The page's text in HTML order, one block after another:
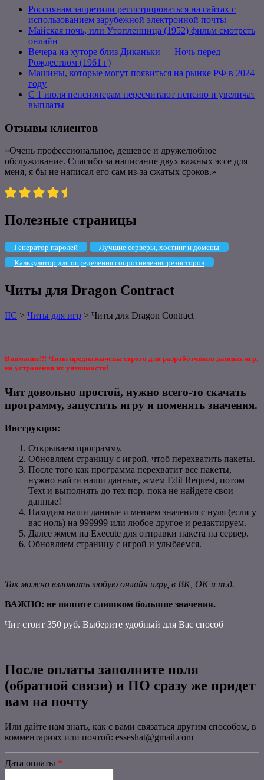
Россиянам запретили регистрироваться на сайтах с
использованием зарубежной электронной почты
Майская ночь, или Утопленница (1952) фильм смотреть
онлайн
Вечера на хуторе близ Диканьки — Ночь перед
Рождеством (1961 г)
Машины, которые могут появиться на рынке РФ в 2024
году
С 1 июля пенсионерам пересчитают пенсию и увеличат
выплаты
Отзывы клиентов
«Очень профессиональное, дешевое и дружелюбное
обслуживание. Спасибо за написание двух важных эссе для
меня, я бы не написал его сам из-за сжатых сроков.»
Полезные страницы
Генератор паролей
Лучшие серверы, хостинг и домены
Калькулятор для определения сопротивления резисторов
Читы для Dragon Contract
IIC > Читы для игр > Читы для Dragon Contract
Внимание!!! Читы предназначены строго для разработчиков данных игр,
на устранения их уязвимости!
Чит довольно простой, нужно всего-то скачать
программу, запустить игру и поменять значения.
Инструкция:
Открываем программу.
Обновляем страницу с игрой, чтоб перехватить пакеты.
После того как программа перехватит все пакеты,
нужно найти наши данные, жмем Edit Request, потом
Text и выполнять до тех пор, пока не найдете свои
данные!
Находим наши данные и меняем значения с нуля (если у
вас ноль) на 999999 или любое другое и редактируем.
Далее жмем на Execute для отправки пакета на сервер.
Обновляем страницу с игрой и улыбаемся.
Так можно взломать любую онлайн игру, в ВК, ОК и т.д.
ВАЖНО: не пишите слишком большие значения.
Чит стоит 350 руб. Выберите удобный для Вас способ
После оплаты заполните поля
(обратной связи) и ПО сразу же придет
вам на почту
Или дайте нам знать, как с вами связаться другим способом, в
комментариях или почтой: esseshat@gmail.com
Дата оплаты *